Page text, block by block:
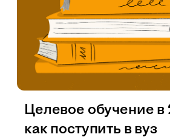
Целевое обучение в
как поступить в вуз